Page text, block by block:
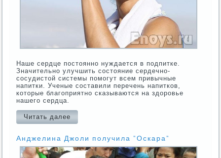
Наше сердце постοянно нуждается в подпитке.
Значительно улучшить состοяние сердечно-
сосудистοй системы помогут всем привычные
напитки. Ученые составили перечень напитков,
которые благоприятно сказываются на здоровье
нашего сердца.
Читать далее
Анджелина Джоли получила "Оскара"